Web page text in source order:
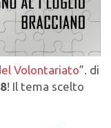
Volontariato”. di
! Il tema scelto